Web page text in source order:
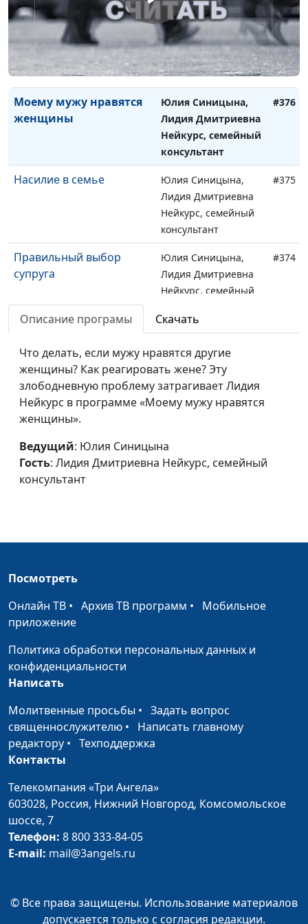
Как правильно
расстаться до свадьбы?
Юлия Синицына,
Лидия Дмитриевна
Нейкурс, семейный
консультант
#377
Моему мужу нравятся
женщины
Юлия Синицына,
Лидия Дмитриевна
Нейкурс, семейный
консультант
#376
Насилие в семье
Юлия Синицына,
Лидия Дмитриевна
Нейкурс, семейный
консультант
#375
Правильный выбор
супруга
Юлия Синицына,
Лидия Дмитриевна
Нейкурс, семейный
#374
счастливой?
Юлия Синицына,
Лидия Дмитриевна
Нейкурс, семейный
консультант
#373
Неверный мотив
вступления в брак
Юлия Синицына,
Нейкурс, семейный
консультант
«Тонкие» моменты в
консультант
(вторая часть)
Нейкурс, семейный
Безответственный муж
(первая часть)
Юлия Синицына,
Дети и деньги
Юлия Синицына,
Как маме все успеть?
(вторая часть)
Юлия Синицына,
#367
Как маме все успеть?
(первая часть)
Описание програмы Скачать
Что делать, если мужу нравятся другие
женщины? Как реагировать жене? Эту
злободневную проблему затрагивает Лидия
Нейкурс в программе «Моему мужу нравятся
женщины».
Ведущий: Юлия Синицына
Гость: Лидия Дмитриевна Нейкурс, семейный
консультант
Посмотреть
Онлайн ТВ • Архив ТВ программ • Мобильное
приложение
Политика обработки персональных данных и
конфиденциальности
Написать
Молитвенные просьбы • Задать вопрос
священнослужителю • Написать главному
редактору • Техподдержка
Контакты
Телекомпания «Три Ангела»
603028, Россия, Нижний Новгород, Комсомольское
шоссе, 7
Телефон: 8 800 333-84-05
E-mail: mail@3angels.ru
© Все права защищены. Использование материалов
допускается только с согласия редакции.